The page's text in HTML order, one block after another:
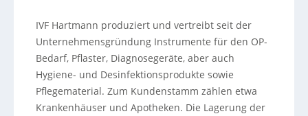
IVF Hartmann produziert und vertreibt seit der
Unternehmensgründung Instrumente für den OP-
Bedarf, Pflaster, Diagnosegeräte, aber auch
Hygiene- und Desinfektionsprodukte sowie
Pflegematerial. Zum Kundenstamm zählen etwa
Krankenhäuser und Apotheken. Die Lagerung der